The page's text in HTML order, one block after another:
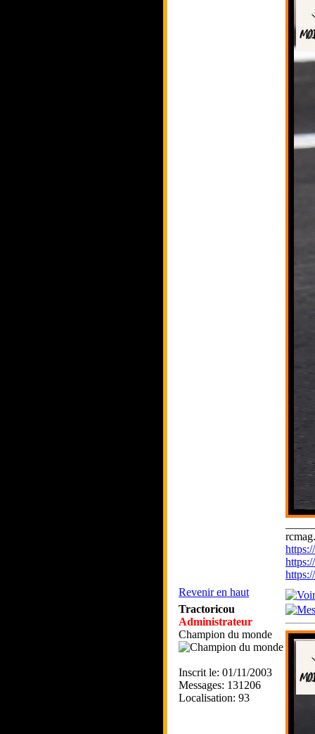
Revenir en haut
Tractoricou
Administrateur
Champion du monde
Inscrit le: 01/11/2003
Messages: 131206
Localisation: 93